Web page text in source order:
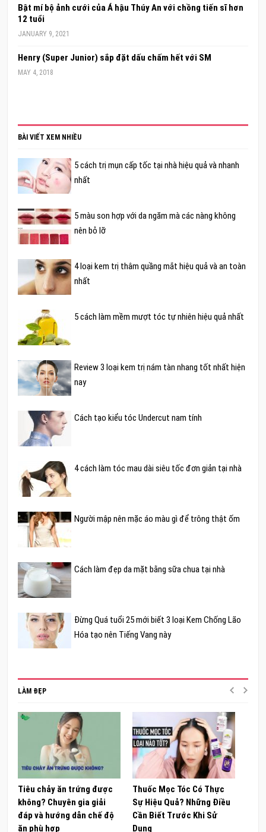
Bật mí bộ ảnh cưới của Á hậu Thúy An với chồng tiến sĩ hơn
12 tuổi
JANUARY 9, 2021
Henry (Super Junior) sắp đặt dấu chấm hết với SM
MAY 4, 2018
BÀI VIẾT XEM NHIỀU
5 cách trị mụn cấp tốc tại nhà hiệu quả và nhanh
nhất
5 màu son hợp với da ngăm mà các nàng không
nên bỏ lỡ
4 loại kem trị thâm quầng mắt hiệu quả và an toàn
nhất
5 cách làm mềm mượt tóc tự nhiên hiệu quả nhất
Review 3 loại kem trị nám tàn nhang tốt nhất hiện
nay
Cách tạo kiểu tóc Undercut nam tính
4 cách làm tóc mau dài siêu tốc đơn giản tại nhà
Người mập nên mặc áo màu gì để trông thật ốm
Cách làm đẹp da mặt bằng sữa chua tại nhà
Đừng Quá tuổi 25 mới biết 3 loại Kem Chống Lão
Hóa tạo nên Tiếng Vang này
LÀM ĐẸP
Tiêu chảy ăn trứng được
không? Chuyên gia giải
đáp và hướng dẫn chế độ
ăn phù hợp
Thuốc Mọc Tóc Có Thực
Sự Hiệu Quả? Những Điều
Cần Biết Trước Khi Sử
Dụng